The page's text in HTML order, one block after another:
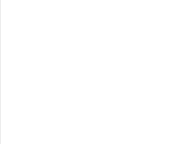
انواع السيارات بلا استثناء فنحن
مختلفة لإنقاذ جميع السيارات